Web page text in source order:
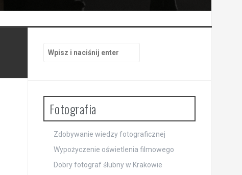
Fotografia
Zdobywanie wiedzy fotograficznej
Wypożyczenie oświetlenia filmowego
Dobry fotograf ślubny w Krakowie